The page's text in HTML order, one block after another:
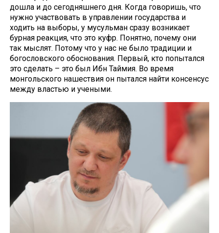
дошла и до сегодняшнего дня. Когда говоришь, что
нужно участвовать в управлении государства и
ходить на выборы, у мусульман сразу возникает
бурная реакция, что это куфр. Понятно, почему они
так мыслят. Потому что у нас не было традиции и
богословского обоснования. Первый, кто попытался
это сделать – это был Ибн Таймия. Во время
монгольского нашествия он пытался найти консенсус
между властью и учеными.